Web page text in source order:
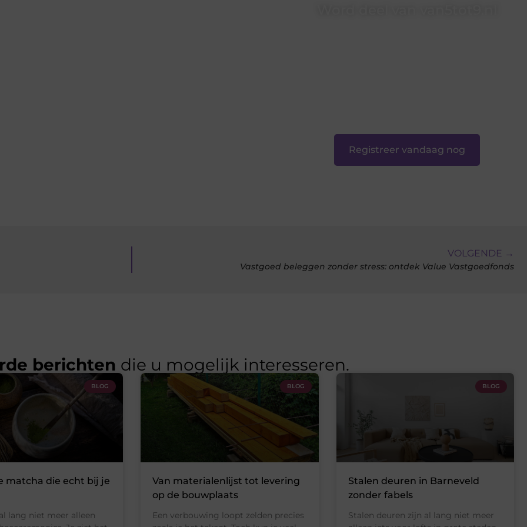
Registreer vandaag nog
VOLGENDE →
Vastgoed beleggen zonder stress: ontdek Value Vastgoedfonds
berichten die u mogelijk interesseren.
BLOG
matcha die echt bij je
lang niet meer alleen
BLOG
Van materialenlijst tot levering
op de bouwplaats
Een verbouwing loopt zelden precies
BLOG
Stalen deuren in Barneveld
zonder fabels
Stalen deuren zijn al lang niet meer